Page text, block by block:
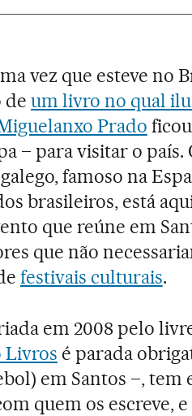
vez que esteve no
deum livro no qual
Prado
– para visitar o
famoso na
brasileiros, está
que reúne em
que não
festivais culturais.
em 2008 pelo
Livros é parada
em Santos –,
quem os escreve,